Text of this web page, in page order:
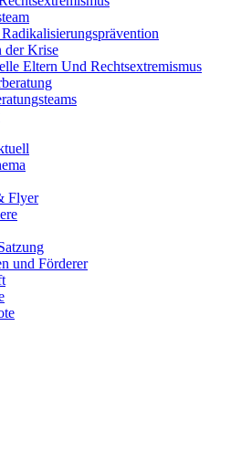
der Krise
Eltern Und Rechtsextremismus
Flyer
und Förderer